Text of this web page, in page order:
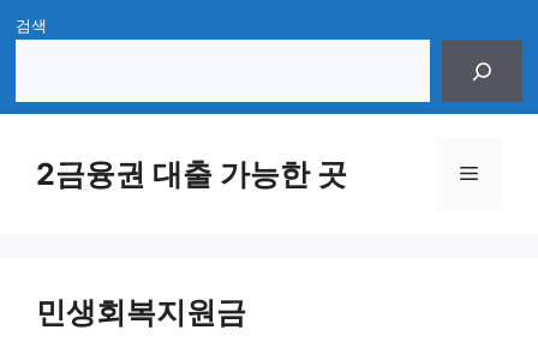
Skip
content
검색
2금융권 대출 가능한 곳 Menu
민생회복지원금